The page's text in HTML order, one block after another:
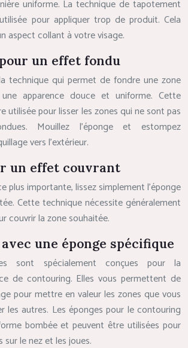
uniforme. La technique de tapotement
pour appliquer trop de produit. Cela
aspect collant à votre visage.
un effet fondu
technique qui permet de fondre une zone
apparence douce et uniforme. Cette
utilisée pour lisser les zones qui ne sont pas
Mouillez l’éponge et estompez
vers l’extérieur.
un effet couvrant
plus importante, lissez simplement l’éponge
Cette technique nécessite généralement
couvrir la zone souhaitée.
une éponge spécifique
sont spécialement conçues pour la
de contouring. Elles vous permettent de
pour mettre en valeur les zones que vous
les autres. Les éponges pour le contouring
bombée et peuvent être utilisées pour
le nez et les joues.